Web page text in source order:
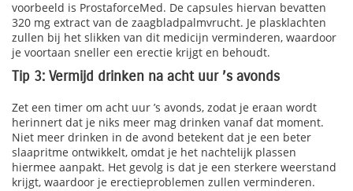
voorbeeld is ProstaforceMed. De capsules hiervan bevatten
320 mg extract van de zaagbladpalmvrucht. Je plasklachten
zullen bij het slikken van dit medicijn verminderen, waardoor
je voortaan sneller een erectie krijgt en behoudt.
Tip 3: Vermijd drinken na acht uur ’s avonds
Zet een timer om acht uur ’s avonds, zodat je eraan wordt
herinnert dat je niks meer mag drinken vanaf dat moment.
Niet meer drinken in de avond betekent dat je een beter
slaapritme ontwikkelt, omdat je het nachtelijk plassen
hiermee aanpakt. Het gevolg is dat je een sterkere weerstand
krijgt, waardoor je erectieproblemen zullen verminderen.